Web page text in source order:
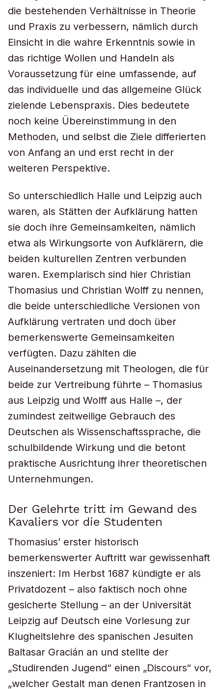
die bestehenden Verhältnisse in Theorie
und Praxis zu verbessern, nämlich durch
Einsicht in die wahre Erkenntnis sowie in
das richtige Wollen und Handeln als
Voraussetzung für eine umfassende, auf
das individuelle und das allgemeine Glück
zielende Lebenspraxis. Dies bedeutete
noch keine Übereinstimmung in den
Methoden, und selbst die Ziele differierten
von Anfang an und erst recht in der
weiteren Perspektive.
So unterschiedlich Halle und Leipzig auch
waren, als Stätten der Aufklärung hatten
sie doch ihre Gemeinsamkeiten, nämlich
etwa als Wirkungsorte von Aufklärern, die
beiden kulturellen Zentren verbunden
waren. Exemplarisch sind hier Christian
Thomasius und Christian Wolff zu nennen,
die beide unterschiedliche Versionen von
Aufklärung vertraten und doch über
bemerkenswerte Gemeinsamkeiten
verfügten. Dazu zählten die
Auseinandersetzung mit Theologen, die für
beide zur Vertreibung führte – Thomasius
aus Leipzig und Wolff aus Halle –, der
zumindest zeitweilige Gebrauch des
Deutschen als Wissenschaftssprache, die
schulbildende Wirkung und die betont
praktische Ausrichtung ihrer theoretischen
Unternehmungen.
Der Gelehrte tritt im Gewand des
Kavaliers vor die Studenten
Thomasius’ erster historisch
bemerkenswerter Auftritt war gewissenhaft
inszeniert: Im Herbst 1687 kündigte er als
Privatdozent – also faktisch noch ohne
gesicherte Stellung – an der Universität
Leipzig auf Deutsch eine Vorlesung zur
Klugheitslehre des spanischen Jesuiten
Baltasar Gracián an und stellte der
„Studirenden Jugend“ einen „Discours“ vor,
„welcher Gestalt man denen Frantzosen in